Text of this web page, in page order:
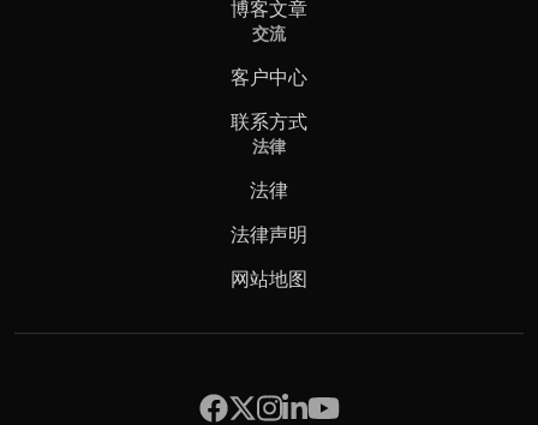
博客文章
交流
客户中心
联系方式
法律
法律
法律声明
网站地图